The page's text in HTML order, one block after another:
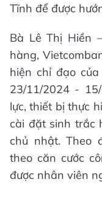
Tĩnh để được
Bà Lê Thị Hiền
hàng,
hiện chỉ đạo
23/11/2024 -
lực, thiết bị thực
cài đặt sinh trắc
chủ nhật. Theo
theo căn cước
được nhân viên